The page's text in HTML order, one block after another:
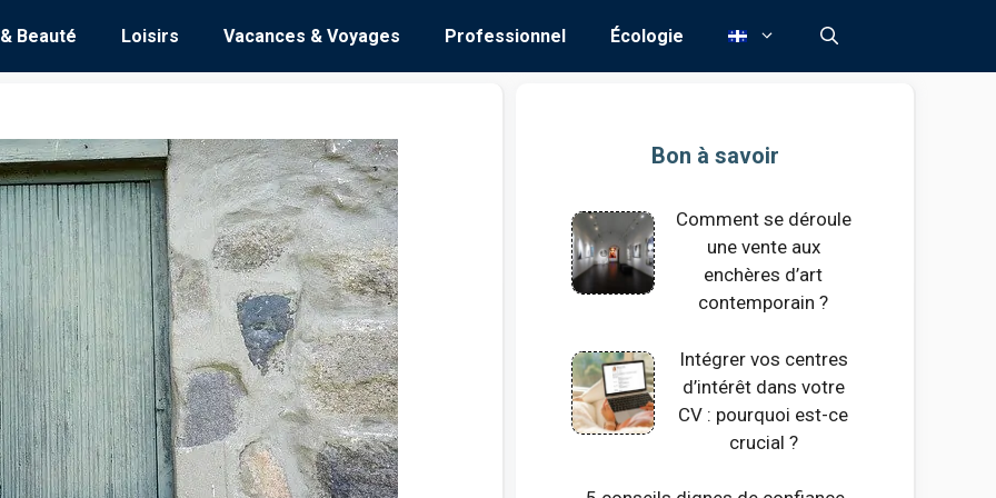
Beauté Loisirs Vacances & Voyages Professionnel Écologie
Bon à savoir
Comment se déroule
une vente aux
enchères d’art
contemporain ?
Intégrer vos centres
d’intérêt dans votre
CV : pourquoi est-ce
crucial ?